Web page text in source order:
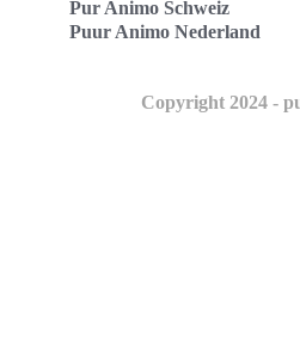
Pur Animo Schweiz
Puur Animo Nederland
Copyright 2024 -